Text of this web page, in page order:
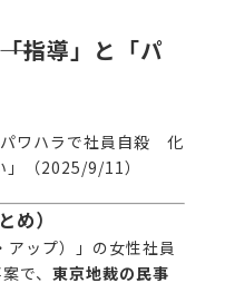
「指導」と「パ
ワハラで社員自殺 化
（2025/9/11）
め）
ップ）」の女性社員
で、 東京地裁の民事